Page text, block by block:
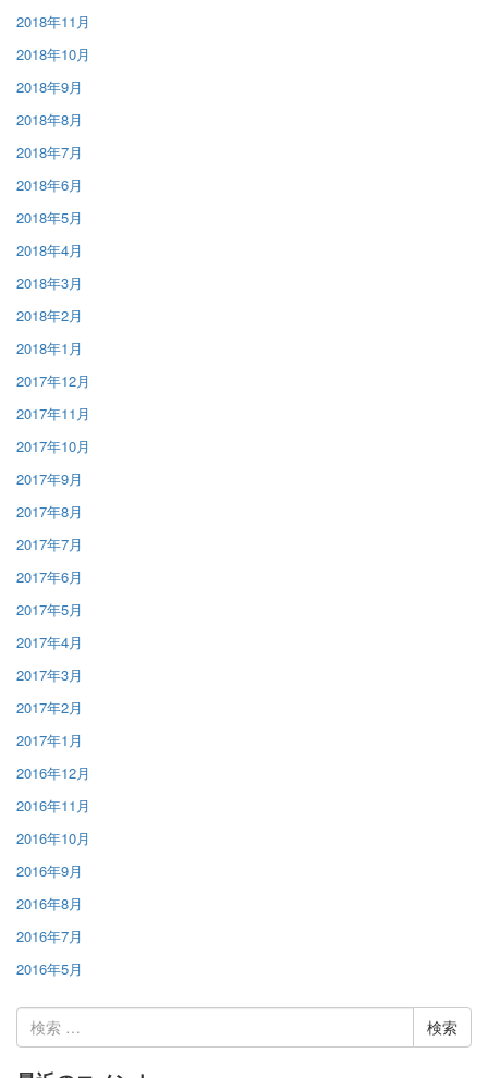
2018年11月
2018年10月
2018年9月
2018年8月
2018年7月
2018年6月
2018年5月
2018年4月
2018年3月
2018年2月
2018年1月
2017年12月
2017年11月
2017年10月
2017年9月
2017年8月
2017年7月
2017年6月
2017年5月
2017年4月
2017年3月
2017年2月
2017年1月
2016年12月
2016年11月
2016年10月
2016年9月
2016年8月
2016年7月
2016年5月
索: